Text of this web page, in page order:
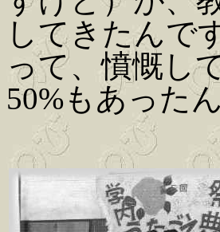
してきたんで
って、憤慨し
50%もあった